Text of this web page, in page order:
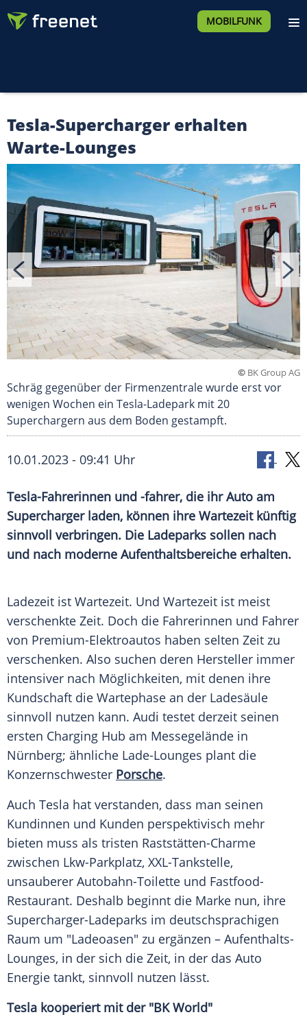
MOBILFUNK
Tesla-Supercharger erhalten
Warte-Lounges
© BK Group AG
Schräg gegenüber der Firmenzentrale wurde erst vor
wenigen Wochen ein Tesla-Ladepark mit 20
Superchargern aus dem Boden gestampft.
10.01.2023 - 09:41 Uhr
Tesla-Fahrerinnen und -fahrer, die ihr Auto am
Supercharger laden, können ihre Wartezeit künftig
sinnvoll verbringen. Die Ladeparks sollen nach
und nach moderne Aufenthaltsbereiche erhalten.
Ladezeit ist Wartezeit. Und Wartezeit ist meist
verschenkte Zeit. Doch die Fahrerinnen und Fahrer
von Premium-Elektroautos haben selten Zeit zu
verschenken. Also suchen deren Hersteller immer
intensiver nach Möglichkeiten, mit denen ihre
Kundschaft die Wartephase an der Ladesäule
sinnvoll nutzen kann. Audi testet derzeit seinen
ersten Charging Hub am Messegelände in
Nürnberg; ähnliche Lade-Lounges plant die
Konzernschwester Porsche.
Auch Tesla hat verstanden, dass man seinen
Kundinnen und Kunden perspektivisch mehr
bieten muss als tristen Raststätten-Charme
zwischen Lkw-Parkplatz, XXL-Tankstelle,
unsauberer Autobahn-Toilette und Fastfood-
Restaurant. Deshalb beginnt die Marke nun, ihre
Supercharger-Ladeparks im deutschsprachigen
Raum um "Ladeoasen" zu ergänzen – Aufenthalts-
Lounges, in der sich die Zeit, in der das Auto
Energie tankt, sinnvoll nutzen lässt.
Tesla kooperiert mit der "BK World"